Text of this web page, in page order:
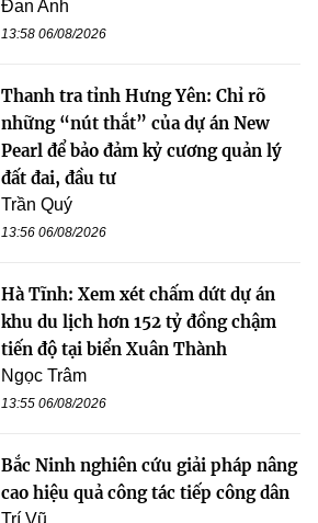
Đan Anh
13:58 06/08/2026
Thanh tra tỉnh Hưng Yên: Chỉ rõ
những “nút thắt” của dự án New
Pearl để bảo đảm kỷ cương quản lý
đất đai, đầu tư
Trần Quý
13:56 06/08/2026
Hà Tĩnh: Xem xét chấm dứt dự án
khu du lịch hơn 152 tỷ đồng chậm
tiến độ tại biển Xuân Thành
Ngọc Trâm
13:55 06/08/2026
Bắc Ninh nghiên cứu giải pháp nâng
cao hiệu quả công tác tiếp công dân
Trí Vũ